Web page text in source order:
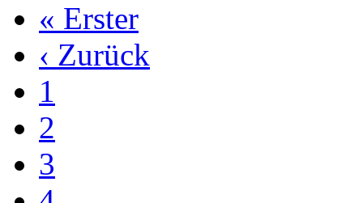
« Erster
‹ Zurück
1
2
3